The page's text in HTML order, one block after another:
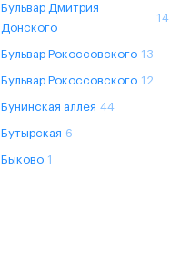
Бульвар Дмитрия
Донского
14
Бульвар Рокоссовского 13
Бульвар Рокоссовского 12
Бунинская аллея 44
Бутырская 6
Быково 1